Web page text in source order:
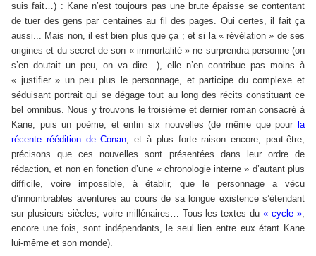
suis fait…) : Kane n’est toujours pas une brute épaisse se contentant
de tuer des gens par centaines au fil des pages. Oui certes, il fait ça
aussi... Mais non, il est bien plus que ça ; et si la « révélation » de ses
origines et du secret de son « immortalité » ne surprendra personne (on
s’en doutait un peu, on va dire…), elle n’en contribue pas moins à
« justifier » un peu plus le personnage, et participe du complexe et
séduisant portrait qui se dégage tout au long des récits constituant ce
bel omnibus. Nous y trouvons le troisième et dernier roman consacré à
Kane, puis un poème, et enfin six nouvelles (de même que pour
la
récente réédition de Conan, et à plus forte raison encore, peut-être,
précisons que ces nouvelles sont présentées dans leur ordre de
rédaction, et non en fonction d’une « chronologie interne » d’autant plus
difficile, voire impossible, à établir, que le personnage a vécu
d’innombrables aventures au cours de sa longue existence s’étendant
sur plusieurs siècles, voire millénaires… Tous les textes du« cycle »,
encore une fois, sont indépendants, le seul lien entre eux étant Kane
lui-même et son monde).